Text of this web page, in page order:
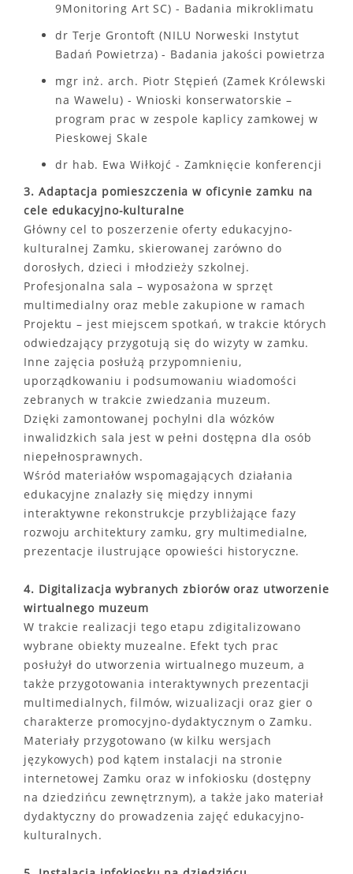
9Monitoring Art SC) - Badania mikroklimatu
dr Terje Grontoft (NILU Norweski Instytut
Badań Powietrza) - Badania jakości powietrza
mgr inż. arch. Piotr Stępień (Zamek Królewski
na Wawelu) - Wnioski konserwatorskie –
program prac w zespole kaplicy zamkowej w
Pieskowej Skale
dr hab. Ewa Wiłkojć - Zamknięcie konferencji
3. Adaptacja pomieszczenia w oficynie zamku na
cele edukacyjno-kulturalne
Główny cel to poszerzenie oferty edukacyjno-
kulturalnej Zamku, skierowanej zarówno do
dorosłych, dzieci i młodzieży szkolnej.
Profesjonalna sala – wyposażona w sprzęt
multimedialny oraz meble zakupione w ramach
Projektu – jest miejscem spotkań, w trakcie których
odwiedzający przygotują się do wizyty w zamku.
Inne zajęcia posłużą przypomnieniu,
uporządkowaniu i podsumowaniu wiadomości
zebranych w trakcie zwiedzania muzeum.
Dzięki zamontowanej pochylni dla wózków
inwalidzkich sala jest w pełni dostępna dla osób
niepełnosprawnych.
Wśród materiałów wspomagających działania
edukacyjne znalazły się między innymi
interaktywne rekonstrukcje przybliżające fazy
rozwoju architektury zamku, gry multimedialne,
prezentacje ilustrujące opowieści historyczne.
4. Digitalizacja wybranych zbiorów oraz utworzenie
wirtualnego muzeum
W trakcie realizacji tego etapu zdigitalizowano
wybrane obiekty muzealne. Efekt tych prac
posłużył do utworzenia wirtualnego muzeum, a
także przygotowania interaktywnych prezentacji
multimedialnych, filmów, wizualizacji oraz gier o
charakterze promocyjno-dydaktycznym o Zamku.
Materiały przygotowano (w kilku wersjach
językowych) pod kątem instalacji na stronie
internetowej Zamku oraz w infokiosku (dostępny
na dziedzińcu zewnętrznym), a także jako materiał
dydaktyczny do prowadzenia zajęć edukacyjno-
kulturalnych.